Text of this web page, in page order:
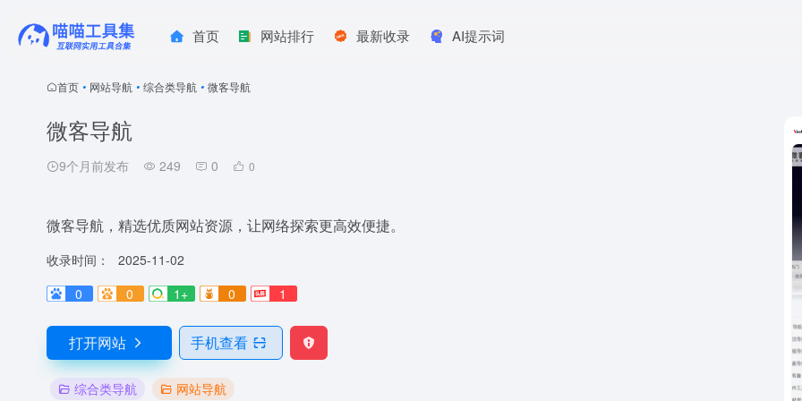
首页 网站排行 最新收录 AI提示词
首页 • 网站导航 • 综合类导航 • 微客导航
微客导航
9个月前发布 249 0 0
微客导航，精选优质网站资源，让网络探索更高效便捷。
收录时间：
2025-11-02
0
0 1+ 0 1
打开网站 手机查看
综合类导航 网站导航